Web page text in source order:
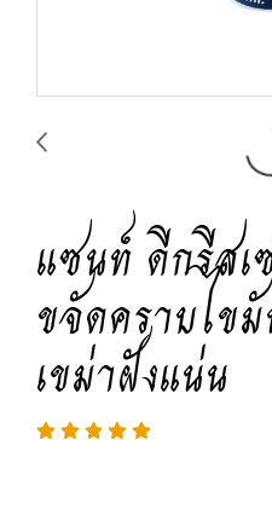
แซนท์ ดีกรีส
ขจัดคราบไข
เขม่าฝังแน่น